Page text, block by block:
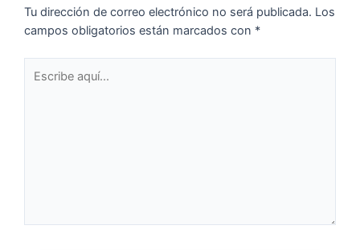
Tu dirección de correo electrónico no será publicada. Los
campos obligatorios están marcados con *